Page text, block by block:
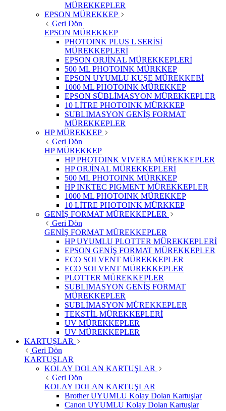
MÜREKKEPLER
EPSON MÜREKKEP
Geri Dön
EPSON MÜREKKEP
PHOTOINK PLUS L SERİSİ
MÜREKKEPLERİ
EPSON ORJİNAL MÜREKKEPLERİ
500 ML PHOTOINK MÜRKKEP
EPSON UYUMLU KUŞE MÜREKKEBİ
1000 ML PHOTOINK MÜREKKEP
EPSON SÜBLİMASYON MÜREKKEPLER
10 LİTRE PHOTOINK MÜRKKEP
SUBLIMASYON GENİŞ FORMAT
MÜREKKEPLER
HP MÜREKKEP
Geri Dön
HP MÜREKKEP
HP PHOTOINK VIVERA MÜREKKEPLER
HP ORJİNAL MÜREKKEPLERİ
500 ML PHOTOINK MÜRKKEP
HP INKTEC PIGMENT MÜREKKEPLER
1000 ML PHOTOINK MÜREKKEP
10 LİTRE PHOTOINK MÜRKKEP
GENİŞ FORMAT MÜREKKEPLER
Geri Dön
GENİŞ FORMAT MÜREKKEPLER
HP UYUMLU PLOTTER MÜREKKEPLERİ
EPSON GENİŞ FORMAT MÜREKKEPLER
ECO SOLVENT MÜREKKEPLER
ECO SOLVENT MÜREKKEPLER
PLOTTER MÜREKKEPLER
SUBLIMASYON GENİŞ FORMAT
MÜREKKEPLER
SUBLİMASYON MÜREKKEPLER
TEKSTİL MÜREKKEPLERİ
UV MÜREKKEPLER
UV MÜREKKEPLER
KARTUŞLAR
Geri Dön
KARTUŞLAR
KOLAY DOLAN KARTUŞLAR
Geri Dön
KOLAY DOLAN KARTUŞLAR
Brother UYUMLU Kolay Dolan Kartuşlar
Canon UYUMLU Kolay Dolan Kartuşlar